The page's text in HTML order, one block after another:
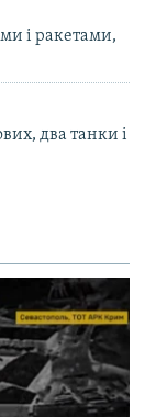
і ракетами,
два танки і